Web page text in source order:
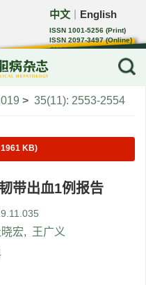
中文 English
ISSN 1001-5256 (Print)
ISSN 2097-3497 (Online)
CN 22-1108/R
> 35(11): 2553-2554
KB)
带出血1例报告
宏, 王广义